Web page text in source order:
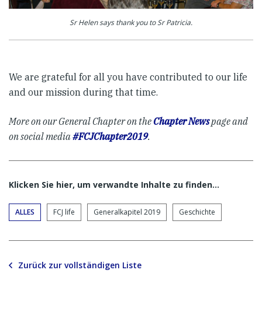
Sr Helen says thank you to Sr Patricia.
We are grateful for all you have contributed to our life
and our mission during that time.
More on our General Chapter on theChapter Newspage and
on social media#FCJChapter2019.
Klicken Sie hier, um verwandte Inhalte zu finden…
ALLES FCJ life Generalkapitel 2019 Geschichte
Zurück zur vollständigen Liste